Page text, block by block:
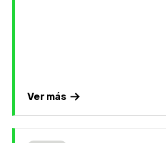
Ver más